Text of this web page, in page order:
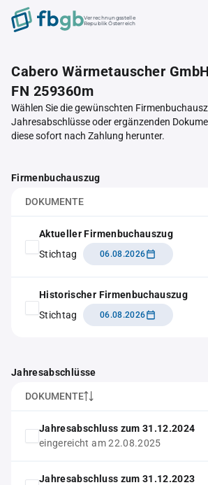
Verrechnungsstelle
Republik Österreich
Cabero Wärmetauscher
FN 259360m
Wählen Sie die gewünschten
Jahresabschlüsse oder ergänzenden
diese sofort nach Zahlung herunter.
Firmenbuchauszug
DOKUMENTE
Aktueller Firmenbuchauszug
Stichtag
06.08.2026
Historischer Firmenbuchauszug
Stichtag
06.08.2026
Jahresabschlüsse
DOKUMENTE
Jahresabschluss zum 31.12.2024
eingereicht am 22.08.2025
Jahresabschluss zum 31.12.2023